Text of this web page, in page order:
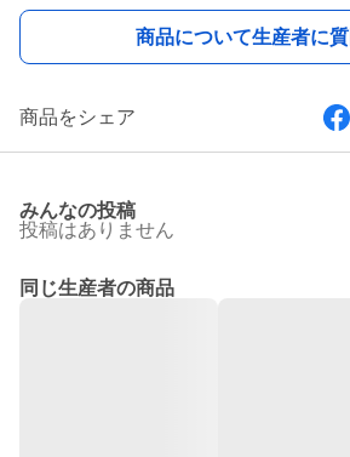
商品について生産者に
商品をシェア
みんなの投稿
投稿はありません
同じ生産者の商品